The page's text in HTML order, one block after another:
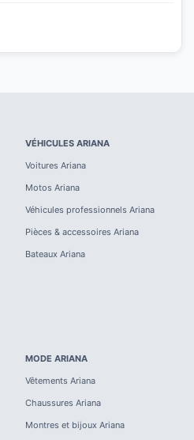
VÉHICULES ARIANA
Voitures Ariana
Motos Ariana
Véhicules professionnels Ariana
Pièces & accessoires Ariana
Bateaux Ariana
MODE ARIANA
Vêtements Ariana
Chaussures Ariana
Montres et bijoux Ariana